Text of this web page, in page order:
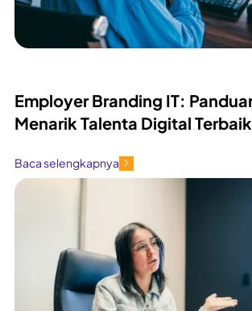
Employer Branding IT:
Menarik Talenta Digital Terbaik
Baca selengkapnya